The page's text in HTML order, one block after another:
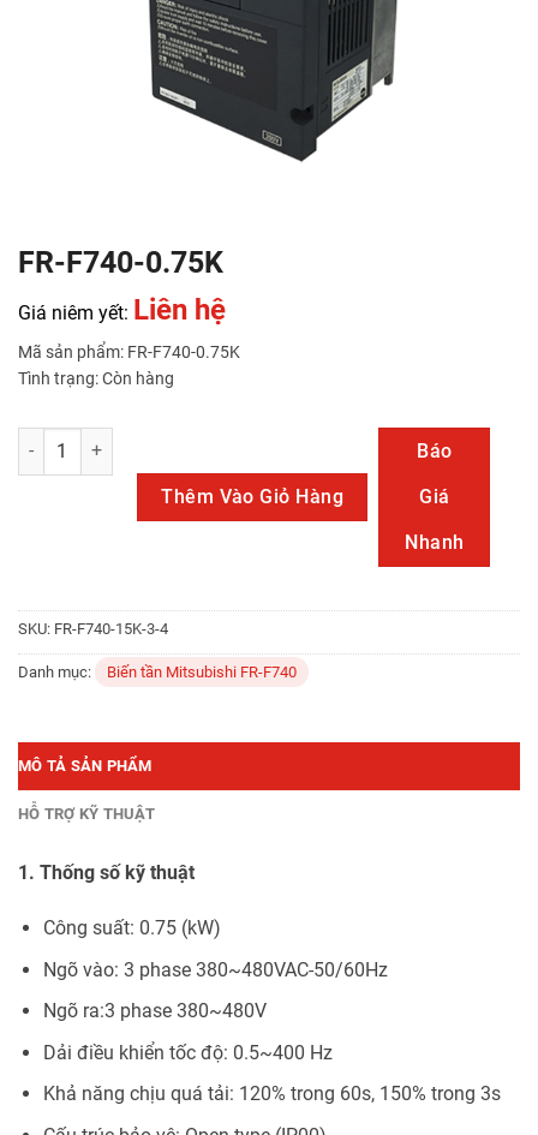
FR-F740-0.75K
Giá niêm yết: Liên hệ
Mã sản phẩm: FR-F740-0.75K
Tình trạng: Còn hàng
FR-F740-0.75K số lượng
Thêm Vào Giỏ Hàng
Báo
Giá
Nhanh
SKU: FR-F740-15K-3-4
Danh mục: Biến tần Mitsubishi FR-F740
MÔ TẢ SẢN PHẨM
HỖ TRỢ KỸ THUẬT
1. Thống số kỹ thuật
Công suất: 0.75 (kW)
Ngõ vào: 3 phase 380~480VAC-50/60Hz
Ngõ ra:3 phase 380~480V
Dải điều khiển tốc độ: 0.5~400 Hz
Khả năng chịu quá tải: 120% trong 60s, 150% trong 3s